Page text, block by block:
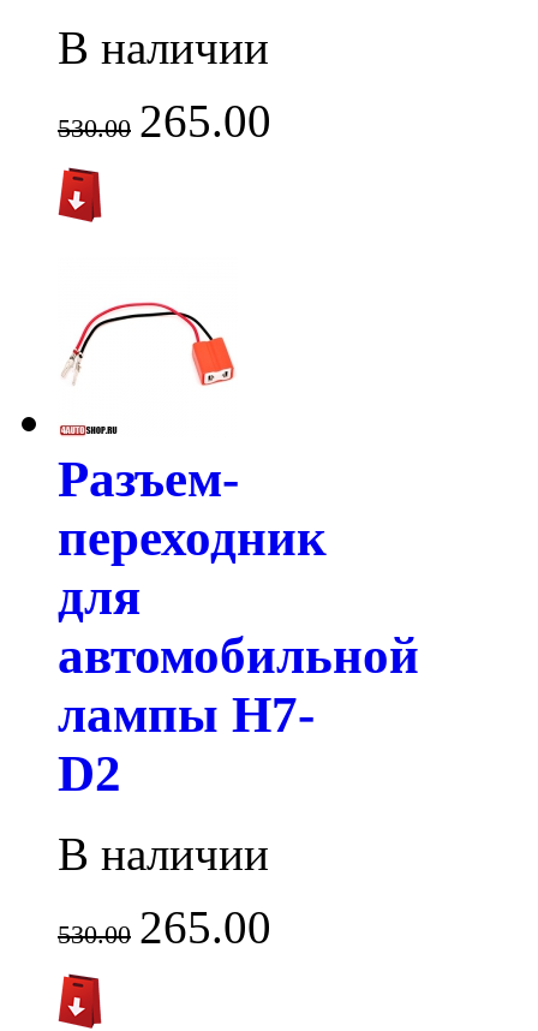
В наличии
530.00 265.00
Разъем-
переходник
для
автомобильной
лампы H7-
D2
В наличии
530.00 265.00